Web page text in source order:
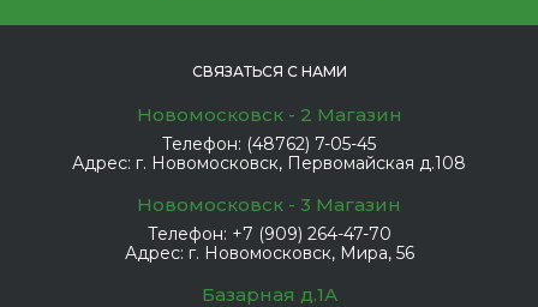
СВЯЗАТЬСЯ С НАМИ
Новомосковск - 2 Магазин
Телефон: (48762) 7-05-45
Адрес: г. Новомосковск, Первомайская д.108
Новомосковск - 3 Магазин
Телефон: +7 (909) 264-47-70
Адрес: г. Новомосковск, Мира, 56
Базарная д.1А